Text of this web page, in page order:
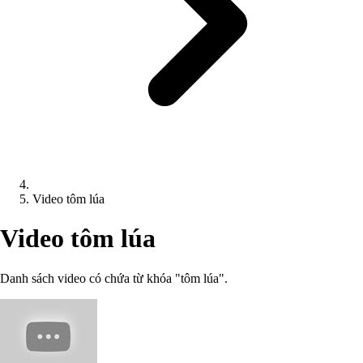
Video tôm lúa
Video tôm lúa
Danh sách video có chứa từ khóa "tôm lúa".